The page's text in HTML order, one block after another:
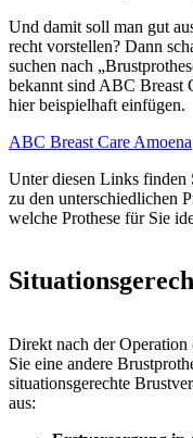
Und damit soll man gut
recht vorstellen? Dann
suchen nach
bekannt sind ABC Breast
hier beispielhaft einfügen.
ABC Breast Care Amoena
Unter diesen Links finden
zu den unterschiedlichen
welche Prothese für Sie
Direkt nach der Operation
Sie eine andere
situationsgerechte
aus: